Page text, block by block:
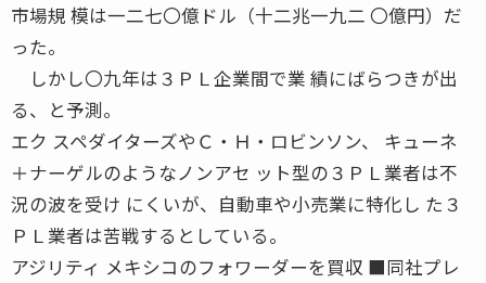
市場規 模は一二七〇億ドル（十二兆一九二 〇億円）だ
った。
しかし〇九年は３ＰＬ企業間で業 績にばらつきが出
る、と予測。
エク スペダイターズやＣ・Ｈ・ロビンソン、 キューネ
＋ナーゲルのようなノンアセ ット型の３ＰＬ業者は不
況の波を受け にくいが、自動車や小売業に特化し た３
ＰＬ業者は苦戦するとしている。
アジリティ メキシコのフォワーダーを買収 ■同社プレ